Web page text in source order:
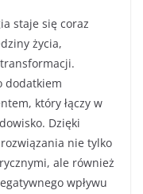
staje się coraz
życia,
dodatkiem
który łączy w
Dzięki
nie tylko
ale również
wpływu